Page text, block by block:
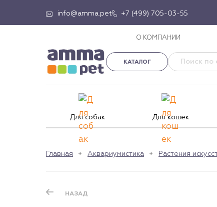
info@amma.pet +7 (499) 705-03-55
О КОМПАНИИ
КАТАЛОГ
Для собак Для кошек
Главная Аквариумистика Растения
НАЗАД